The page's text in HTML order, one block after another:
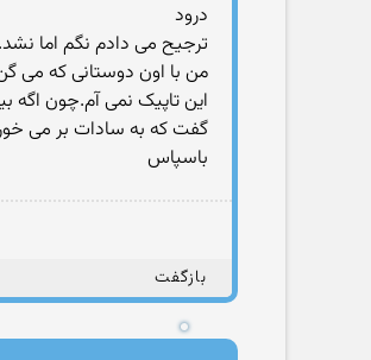
درود
ترجیح می دادم نگم اما نشد.
من با اون دوستانی که می
این تاپیک نمی آم.چون اگه
گفت که به سادات بر می
باسپاس
بازگفت